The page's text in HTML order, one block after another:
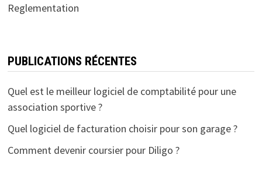
Reglementation
PUBLICATIONS RÉCENTES
Quel est le meilleur logiciel de comptabilité pour une
association sportive ?
Quel logiciel de facturation choisir pour son garage ?
Comment devenir coursier pour Diligo ?